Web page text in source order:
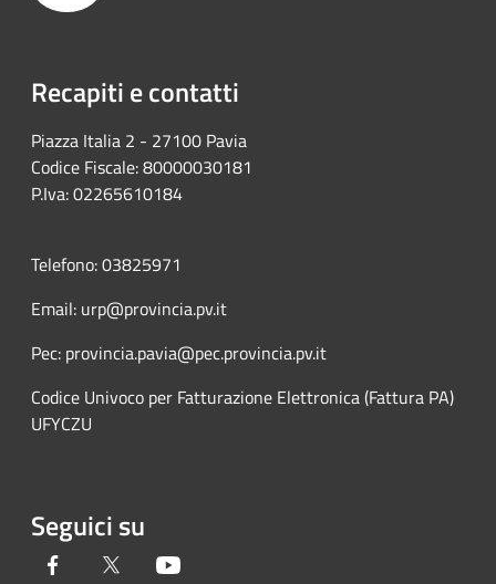
Recapiti e contatti
Piazza Italia 2 - 27100 Pavia
Codice Fiscale: 80000030181
P.Iva: 02265610184
Telefono: 03825971
Email: urp@provincia.pv.it
Pec: provincia.pavia@pec.provincia.pv.it
Codice Univoco per Fatturazione Elettronica (Fattura PA)
UFYCZU
Seguici su
Facebook Twitter